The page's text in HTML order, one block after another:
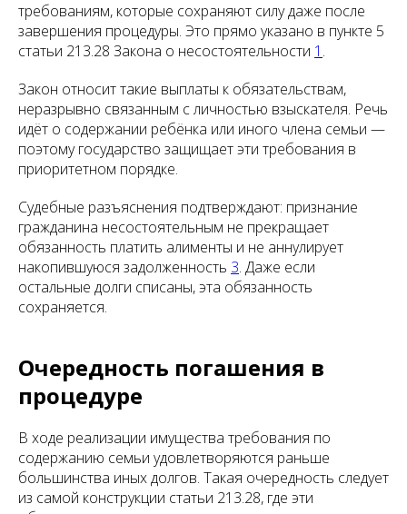
требованиям, которые сохраняют силу даже после
завершения процедуры. Это прямо указано в пункте 5
статьи 213.28 Закона о несостоятельности 1 .
Закон относит такие выплаты к обязательствам,
неразрывно связанным с личностью взыскателя. Речь
идёт о содержании ребёнка или иного члена семьи —
поэтому государство защищает эти требования в
приоритетном порядке.
Судебные разъяснения подтверждают: признание
гражданина несостоятельным не прекращает
обязанность платить алименты и не аннулирует
накопившуюся задолженность 3. Даже если
остальные долги списаны, эта обязанность
сохраняется.
Очередность погашения в
процедуре
В ходе реализации имущества требования по
содержанию семьи удовлетворяются раньше
большинства иных долгов. Такая очередность следует
из самой конструкции статьи 213.28, где эти